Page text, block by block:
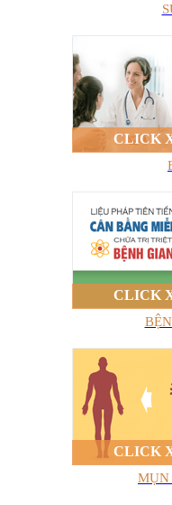
CLICK
CLICK
CLICK
MỤN